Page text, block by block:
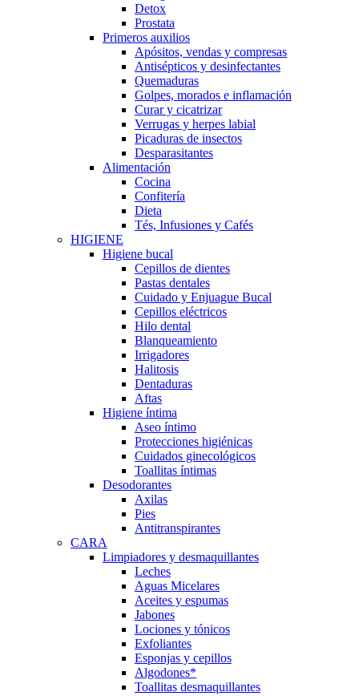
Detox
Prostata
Primeros auxilios
Apósitos, vendas y compresas
Antisépticos y desinfectantes
Quemaduras
Golpes, morados e inflamación
Curar y cicatrizar
Verrugas y herpes labial
Picaduras de insectos
Desparasitantes
Alimentación
Cocina
Confitería
Dieta
Tés, Infusiones y Cafés
HIGIENE
Higiene bucal
Cepillos de dientes
Pastas dentales
Cuidado y Enjuague Bucal
Cepillos eléctricos
Hilo dental
Blanqueamiento
Irrigadores
Halitosis
Dentaduras
Aftas
Higiene íntima
Aseo íntimo
Protecciones higiénicas
Cuidados ginecológicos
Toallitas íntimas
Desodorantes
Axilas
Pies
Antitranspirantes
CARA
Limpiadores y desmaquillantes
Leches
Aguas Micelares
Aceites y espumas
Jabones
Lociones y tónicos
Exfoliantes
Esponjas y cepillos
Algodones*
Toallitas desmaquillantes